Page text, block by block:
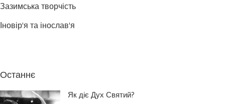
Зазимська творчість
Іновір'я та інослав'я
Останнє
Як діє Дух Святий?